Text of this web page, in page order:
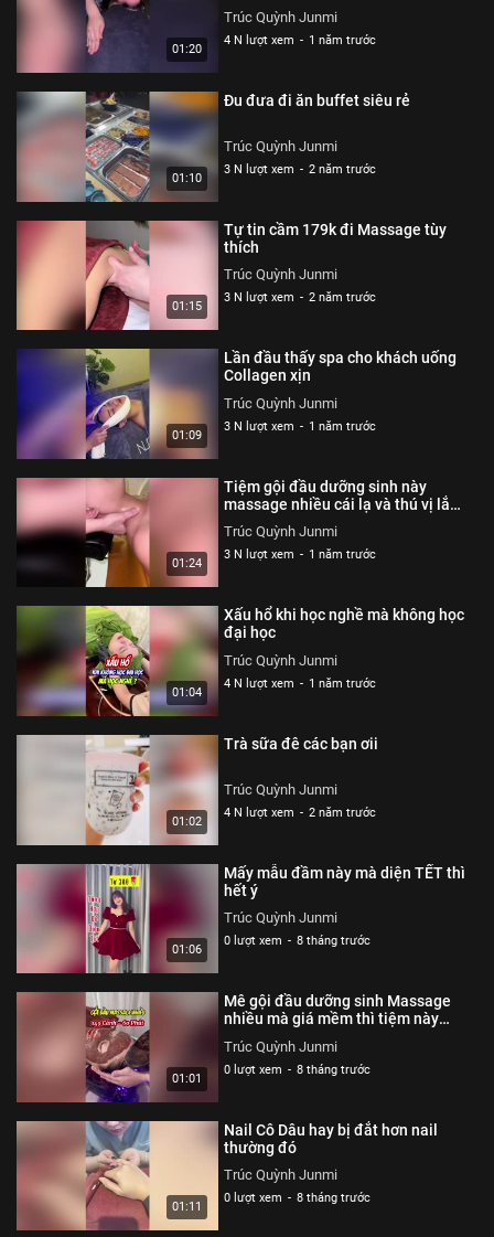
01:20
Trúc Quỳnh Junmi
4 N lượt xem - 1 năm trước
01:10
Đu đưa đi ăn buffet siêu rẻ
Trúc Quỳnh Junmi
3 N lượt xem - 2 năm trước
01:15
Tự tin cầm 179k đi Massage tùy
thích
Trúc Quỳnh Junmi
3 N lượt xem - 2 năm trước
01:09
Lần đầu thấy spa cho khách uống
Collagen xịn
Trúc Quỳnh Junmi
3 N lượt xem - 1 năm trước
01:24
Tiệm gội đầu dưỡng sinh này
massage nhiều cái lạ và thú vị lắm
nha
Trúc Quỳnh Junmi
3 N lượt xem - 1 năm trước
01:04
Xấu hổ khi học nghề mà không học
đại học
Trúc Quỳnh Junmi
4 N lượt xem - 1 năm trước
01:02
Trà sữa đê các bạn ơii
Trúc Quỳnh Junmi
4 N lượt xem - 2 năm trước
01:06
Mấy mẫu đầm này mà diện TẾT thì
hết ý
Trúc Quỳnh Junmi
0 lượt xem - 8 tháng trước
01:01
Mê gội đầu dưỡng sinh Massage
nhiều mà giá mềm thì tiệm này
Trúc Quỳnh Junmi
0 lượt xem - 8 tháng trước
01:11
Nail Cô Dâu hay bị đắt hơn nail
thường đó
Trúc Quỳnh Junmi
0 lượt xem - 8 tháng trước